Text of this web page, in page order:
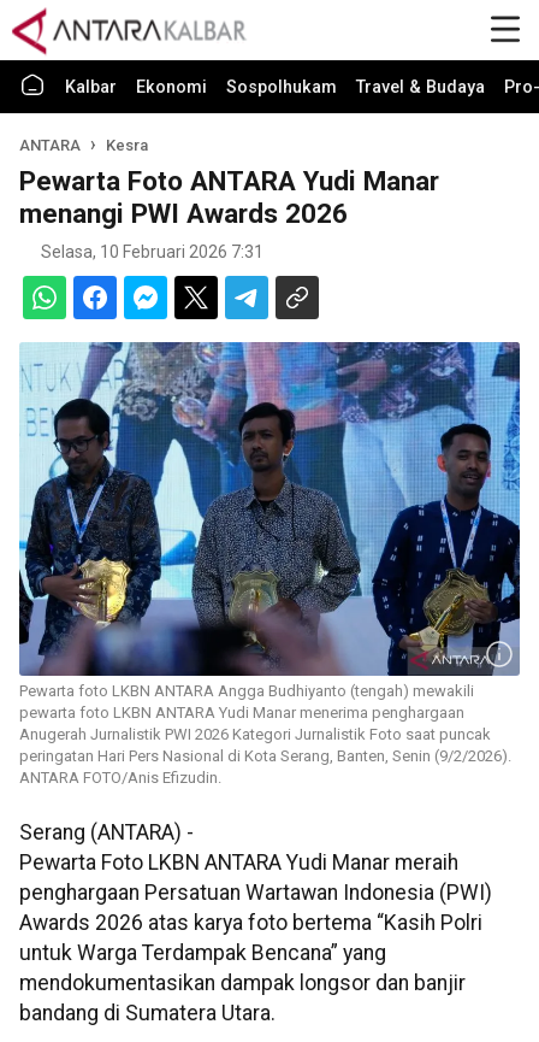
Kalbar Ekonomi Sospolhukam Travel & Budaya
ANTARA Kesra
Pewarta Foto ANTARA Yudi Manar
menangi PWI Awards 2026
Selasa, 10 Februari 2026 7:31
Pewarta foto LKBN ANTARA Angga Budhiyanto (tengah) mewakili
pewarta foto LKBN ANTARA Yudi Manar menerima penghargaan
Anugerah Jurnalistik PWI 2026 Kategori Jurnalistik Foto saat puncak
peringatan Hari Pers Nasional di Kota Serang, Banten, Senin (9/2/2026).
ANTARA FOTO/Anis Efizudin.
Serang (ANTARA) -
Pewarta Foto LKBN ANTARA Yudi Manar meraih
penghargaan Persatuan Wartawan Indonesia (PWI)
Awards 2026 atas karya foto bertema “Kasih Polri
untuk Warga Terdampak Bencana” yang
mendokumentasikan dampak longsor dan banjir
bandang di Sumatera Utara.